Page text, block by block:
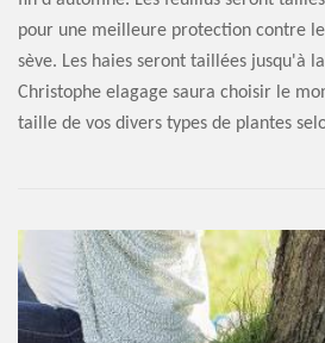
pour une meilleure protection contre
sève. Les haies seront taillées jusqu'à
Christophe elagage saura choisir le
taille de vos divers types de plantes